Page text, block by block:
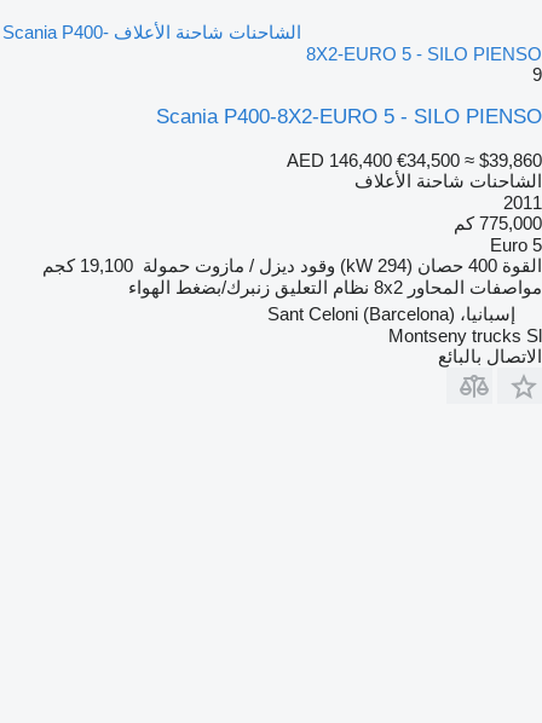
الشاحنات شاحنة الأعلاف Scania P400-
8X2-EURO 5 - SILO PIENSO
9
Scania P400-8X2-EURO 5 - SILO PIENSO
AED 146,400 €34,500 ≈ $39,860
الشاحنات شاحنة الأعلاف
2011
775,000 كم
Euro 5
القوة 400 حصان (294 kW) وقود ديزل / مازوت حمولة 19,100 كجم
مواصفات المحاور 8x2 نظام التعليق زنبرك/بضغط الهواء
إسبانيا، Sant Celoni (Barcelona)
Montseny trucks Sl
الاتصال بالبائع